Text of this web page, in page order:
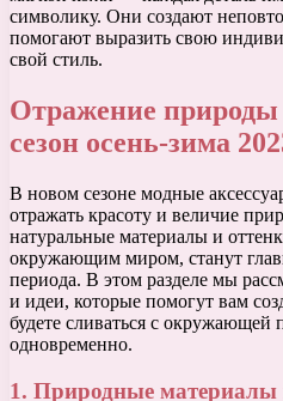
символику. Они создают
помогают выразить свою
свой стиль.
Отражение природы
сезон осень-зима
В новом сезоне модные
отражать красоту и величие
натуральные материалы и
окружающим миром, станут
периода. В этом разделе мы
и идеи, которые помогут вам
будете сливаться с окружающей
одновременно.
1. Природные материалы